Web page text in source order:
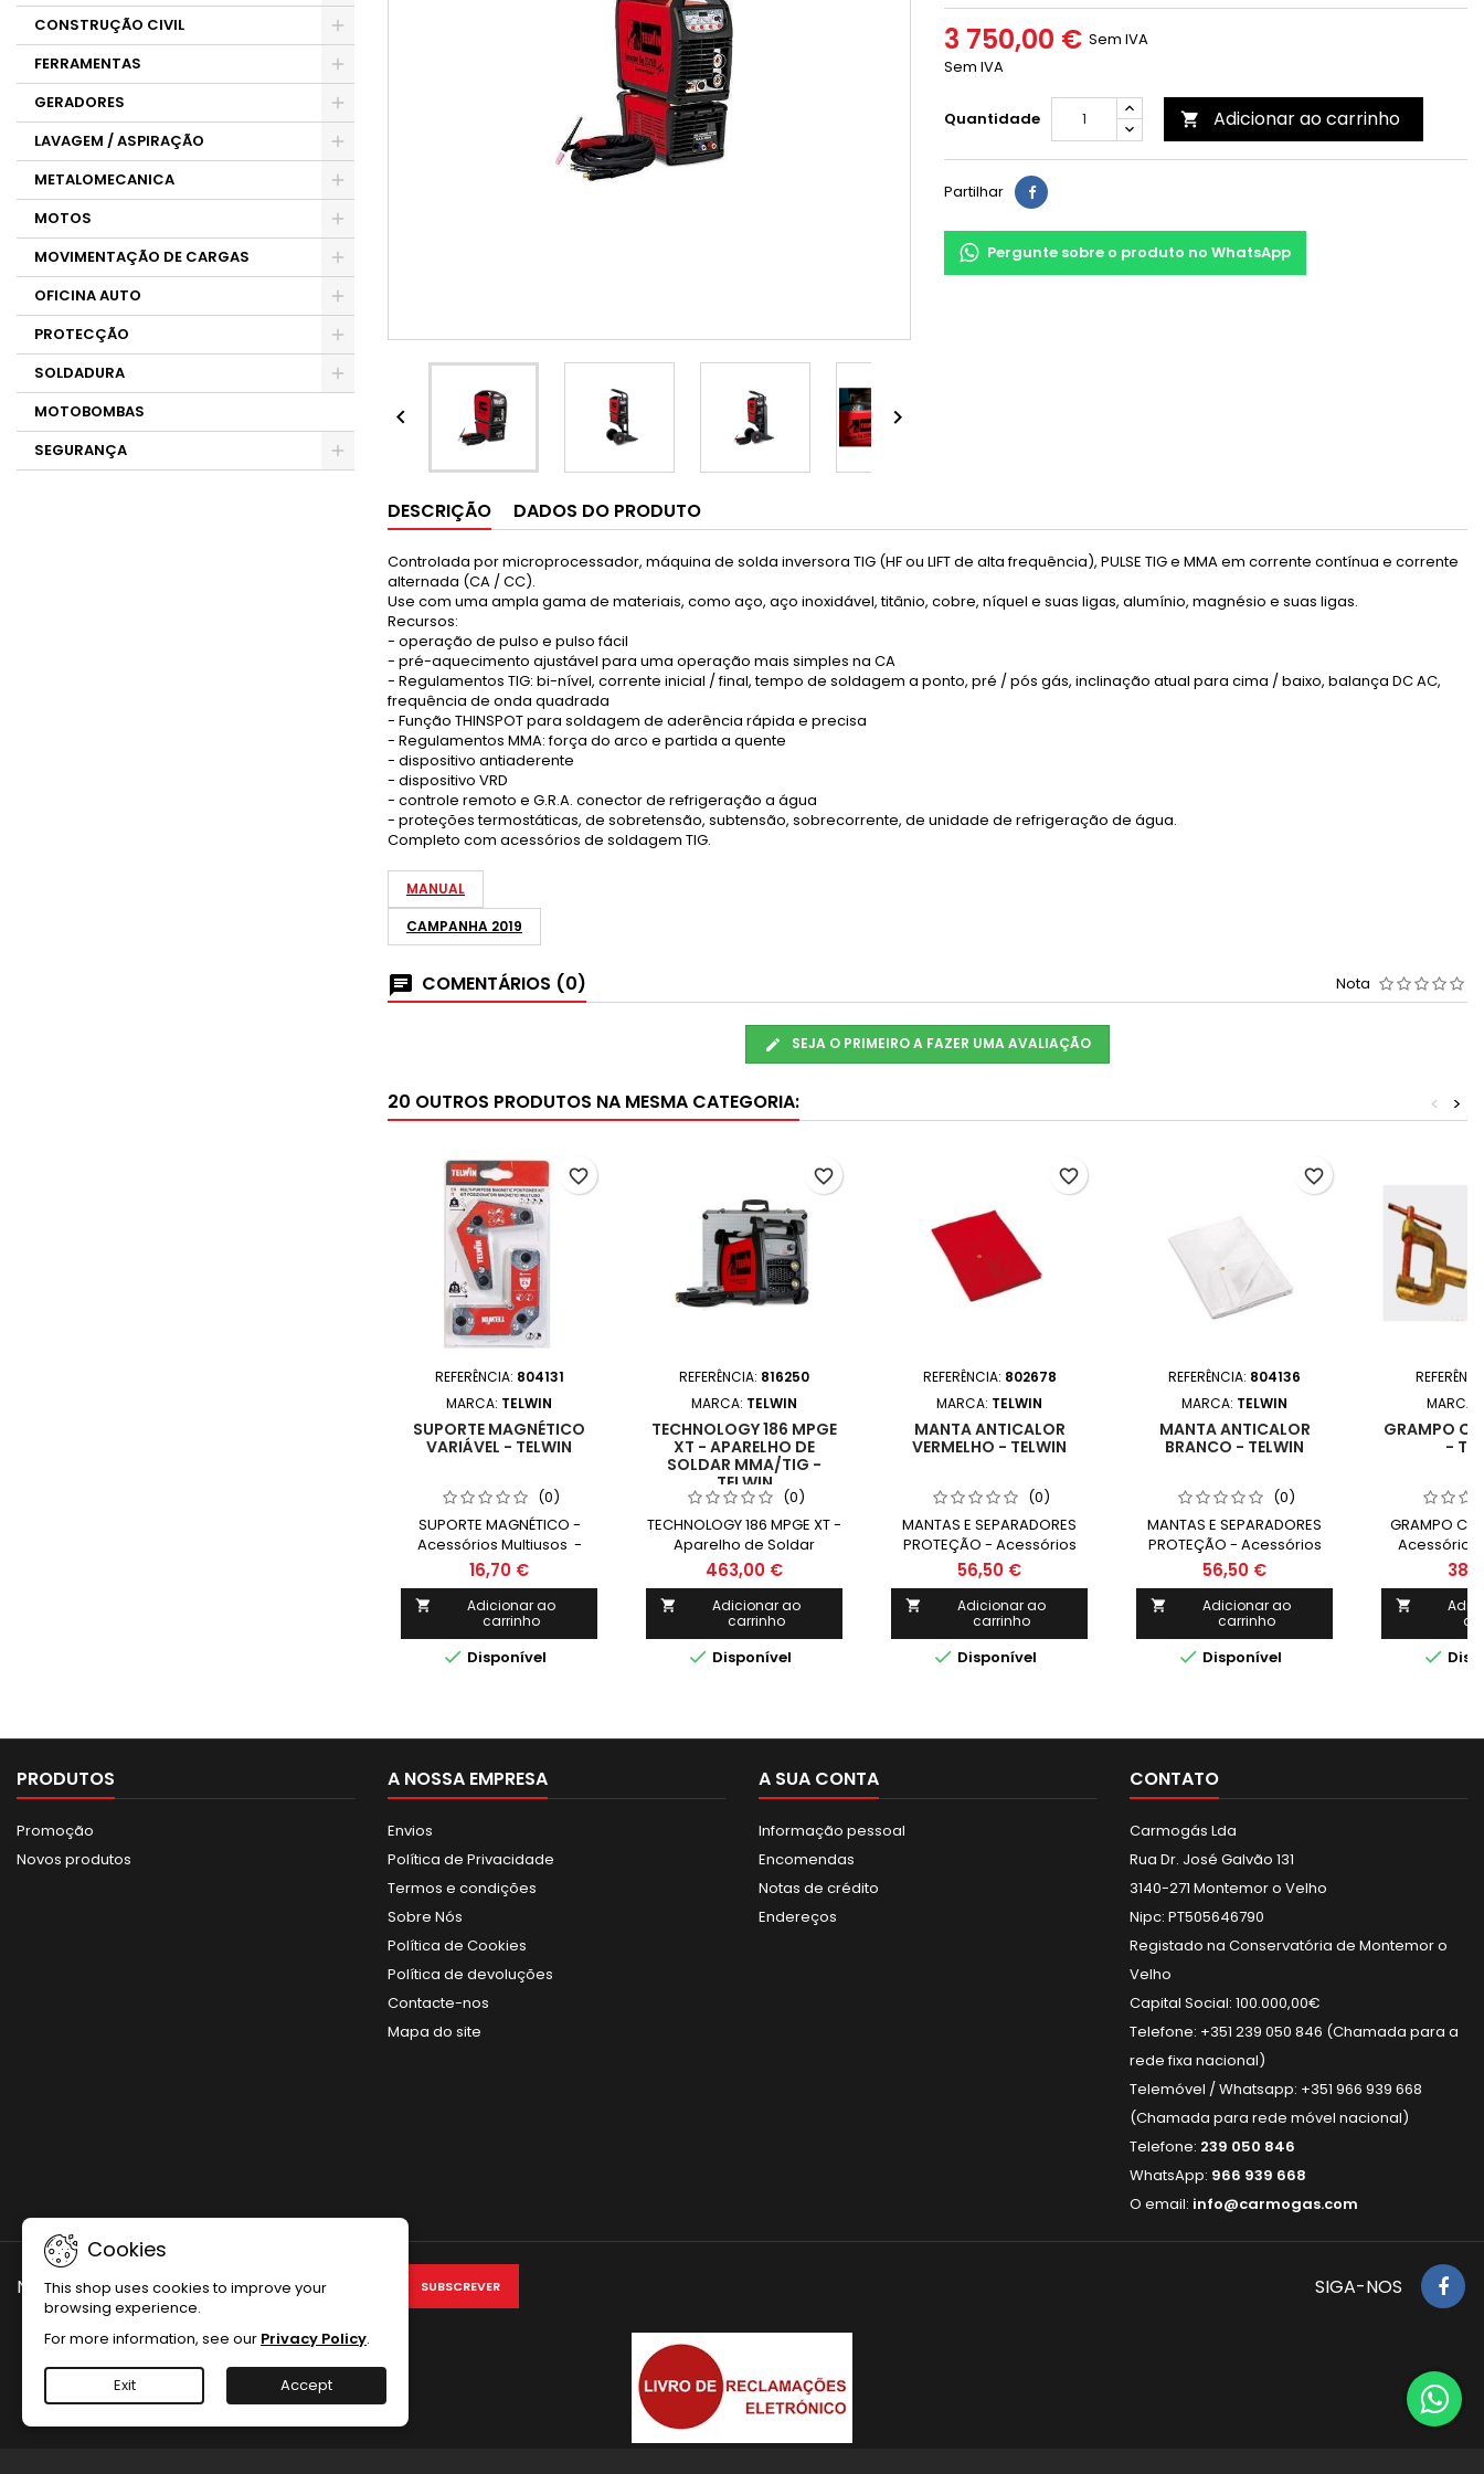
CONSTRUÇÃO CIVIL
FERRAMENTAS
GERADORES
LAVAGEM / ASPIRAÇÃO
METALOMECANICA
MOTOS
MOVIMENTAÇÃO DE CARGAS
OFICINA AUTO
PROTECÇÃO
SOLDADURA
MOTOBOMBAS
SEGURANÇA
 
3 750,00 € Sem IVA
Sem IVA
Quantidade  Adicionar ao carrinho
Partilhar
Pergunte sobre o produto no WhatsApp
DESCRIÇÃO DADOS DO PRODUTO
Controlada por microprocessador, máquina de solda inversora TIG (HF ou LIFT de alta frequência), PULSE TIG e MMA em corrente contínua e corrente
alternada (CA / CC).
Use com uma ampla gama de materiais, como aço, aço inoxidável, titânio, cobre, níquel e suas ligas, alumínio, magnésio e suas ligas.
Recursos:
- operação de pulso e pulso fácil
- pré-aquecimento ajustável para uma operação mais simples na CA
- Regulamentos TIG: bi-nível, corrente inicial / final, tempo de soldagem a ponto, pré / pós gás, inclinação atual para cima / baixo, balança DC AC,
frequência de onda quadrada
- Função THINSPOT para soldagem de aderência rápida e precisa
- Regulamentos MMA: força do arco e partida a quente
- dispositivo antiaderente
- dispositivo VRD
- controle remoto e G.R.A. conector de refrigeração a água
- proteções termostáticas, de sobretensão, subtensão, sobrecorrente, de unidade de refrigeração de água.
Completo com acessórios de soldagem TIG.
MANUAL
CAMPANHA 2019
COMENTÁRIOS (0) Nota
SEJA O PRIMEIRO A FAZER UMA AVALIAÇÃO
20 OUTROS PRODUTOS NA MESMA CATEGORIA: >
<
REFERÊNCIA: 804131
MARCA: TELWIN
SUPORTE MAGNÉTICO
VARIÁVEL - TELWIN
(0)
SUPORTE MAGNÉTICO -
Acessórios Multiusos -
TELWIN
16,70 €

Adicionar ao
carrinho
 Disponível
favorite_border
REFERÊNCIA: 816250
MARCA: TELWIN
TECHNOLOGY 186 MPGE
XT - APARELHO DE
SOLDAR MMA/TIG -
TELWIN
(0)
TECHNOLOGY 186 MPGE XT -
Aparelho de Soldar
MMA/TIG - TELWIN
463,00 €

Adicionar ao
carrinho
 Disponível
favorite_border
REFERÊNCIA: 802678
MARCA: TELWIN
MANTA ANTICALOR
VERMELHO - TELWIN
(0)
MANTAS E SEPARADORES
PROTEÇÃO - Acessórios
Multiusos - TELWIN
56,50 €

Adicionar ao
carrinho
 Disponível
favorite_border
REFERÊNCIA: 804136
MARCA: TELWIN
MANTA ANTICALOR
BRANCO - TELWIN
(0)
MANTAS E SEPARADORES
PROTEÇÃO - Acessórios
Multiusos - TELWIN MANTA
ANTICALOR
1950mm/2000mm
56,50 €

Adicionar ao
carrinho
 Disponível
favorite_border
MARCA:
GRAMPO
-
GRAMPO
Acessórios


PRODUTOS
Promoção
Novos produtos
A NOSSA EMPRESA
Envios
Política de Privacidade
Termos e condições
Sobre Nós
Política de Cookies
Política de devoluções
Contacte-nos
Mapa do site
A SUA CONTA
Informação pessoal
Encomendas
Notas de crédito
Endereços
CONTATO
Carmogás Lda
Rua Dr. José Galvão 131
3140-271 Montemor o Velho
Nipc: PT505646790
Registado na Conservatória de Montemor o
Velho
Capital Social: 100.000,00€
Telefone: +351 239 050 846 (Chamada para a
rede fixa nacional)
Telemóvel / Whatsapp: +351 966 939 668
(Chamada para rede móvel nacional)
Telefone: 239 050 846
WhatsApp: 966 939 668
O email: info@carmogas.com
Cookies
This shop uses cookies to improve your
browsing experience.
For more information, see our Privacy Policy.
Exit Accept
NEWSLETTER SIGA-NOS